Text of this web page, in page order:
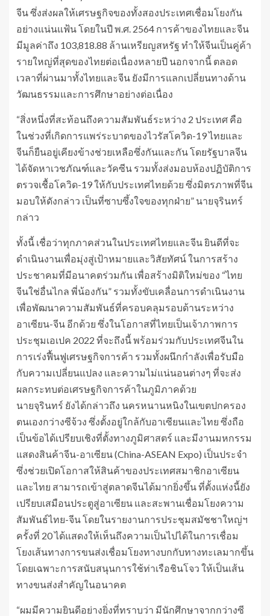
จีน ซึ่งส่งผลให้เศรษฐกิจของทั้งสองประเทศเชื่อมโยงกัน
อย่างแน่นแฟ้น โดยในปี พ.ศ. 2564 การค้าของไทยและจีน
มีมูลค่าถึง 103,818.88 ล้านเหรียญสหรัฐ ทำให้จีนเป็นคู่ค้า
รายใหญ่ที่สุดของไทยต่อเนื่องหลายปี นอกจากนี้ ตลอด
เวลาที่ผ่านมาทั้งไทยและจีน ยังมีการแลกเปลี่ยนทางด้าน
วัฒนธรรมและการศึกษาอย่างต่อเนื่อง
“สิ่งหนึ่งที่สะท้อนถึงความสัมพันธ์ระหว่าง 2 ประเทศ คือ
ในช่วงที่เกิดการแพร่ระบาดของไวรัสโควิด-19 ไทยและ
จีนก็ยืนอยู่เคียงข้างช่วยเหลือซึ่งกันและกัน โดยรัฐบาลจีน
ได้จัดหาเวชภัณฑ์และวัคซีน รวมทั้งส่งมอบห้องปฏิบัติการ
ตรวจเชื้อโควิด-19 ให้กับประเทศไทยด้วย ซึ่งมิตรภาพที่จีน
มอบให้ดังกล่าว เป็นที่ซาบซึ้งใจของทุกฝ่าย” นายจุรินทร์
กล่าว
ทั้งนี้ เชื่อว่าทุกภาคส่วนในประเทศไทยและจีน ยินดีที่จะ
ดำเนินงานเพื่อมุ่งสู่เป้าหมายและวิสัยทัศน์ ในการสร้าง
ประชาคมที่มีอนาคตร่วมกัน เพื่อสร้างมิติใหม่ของ “ไทย
จีนใช่อื่นไกล พี่น้องกัน” รวมทั้งขับเคลื่อนการดำเนินงาน
เพื่อพัฒนาความสัมพันธ์ที่ครอบคลุมรอบด้านระหว่าง
อาเซียน-จีน อีกด้วย ซึ่งในโอกาสที่ไทยเป็นเจ้าภาพการ
ประชุมเอเปค 2022 ที่จะถึงนี้ พร้อมร่วมกับประเทศจีนใน
การเร่งฟื้นฟูเศรษฐกิจการค้า รวมทั้งผนึกกำลังเพื่อรับมือ
กับความเปลี่ยนแปลง และความไม่แน่นอนต่างๆ ที่จะส่ง
ผลกระทบต่อเศรษฐกิจการค้าในภูมิภาคด้วย
นายจุรินทร์ ยังได้กล่าวถึง นครหนานหนิงในเขตปกครอง
ตนเองกว่างซีจ้วง ซึ่งตั้งอยู่ใกล้กับอาเซียนและไทย ซึ่งถือ
เป็นข้อได้เปรียบเชิงที่ตั้งทางภูมิศาสตร์ และมีงานมหกรรม
แสดงสินค้าจีน-อาเซียน (China-ASEAN Expo) เป็นประจำ
ซึ่งช่วยเปิดโอกาสให้สินค้าของประเทศสมาชิกอาเซียน
และไทย สามารถเข้าสู่ตลาดจีนได้มากยิ่งขึ้น ที่ตั้งแห่งนี้ยัง
เปรียบเสมือนประตูสู่อาเซียน และสะพานเชื่อมโยงความ
สัมพันธ์ไทย-จีน โดยในรายงานการประชุมสมัชชาใหญ่ฯ
ครั้งที่ 20 ได้แสดงให้เห็นถึงความเป็นไปได้ในการเชื่อม
โยงเส้นทางการขนส่งเชื่อมโยงทางบกกับทางทะเลมากขึ้น
โดยเฉพาะการสนับสนุนการใช้ท่าเรือชินโจว ให้เป็นเส้น
ทางขนส่งสำคัญในอนาคต
“ผมมีความยินดีอย่างยิ่งที่ทราบว่า มีนักศึกษาจากกว่างซี